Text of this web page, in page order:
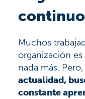
continuo
Muchos
organización
nada más. Pero,
actualidad,
constante